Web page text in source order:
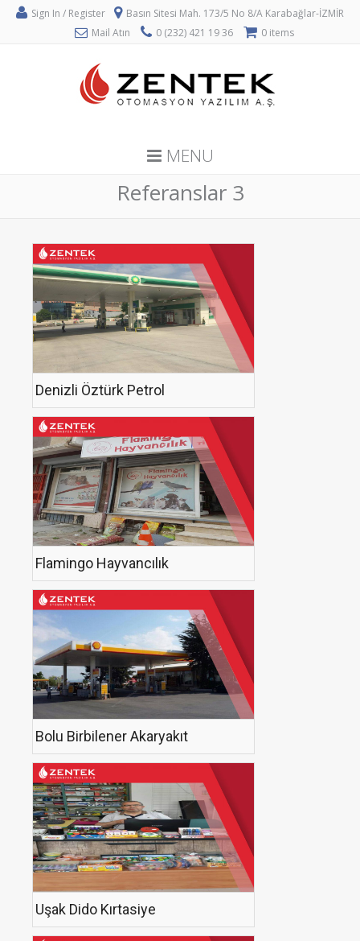
Sign In / Register
Basın Sitesi Mah. 173/5 No 8/A Karabağlar-İZMİR
Mail Atın
0 (232) 421 19 36 0 items
MENU
Referanslar 3
Denizli Öztürk Petrol
Flamingo Hayvancılık
Bolu Birbilener Akaryakıt
Uşak Dido Kırtasiye